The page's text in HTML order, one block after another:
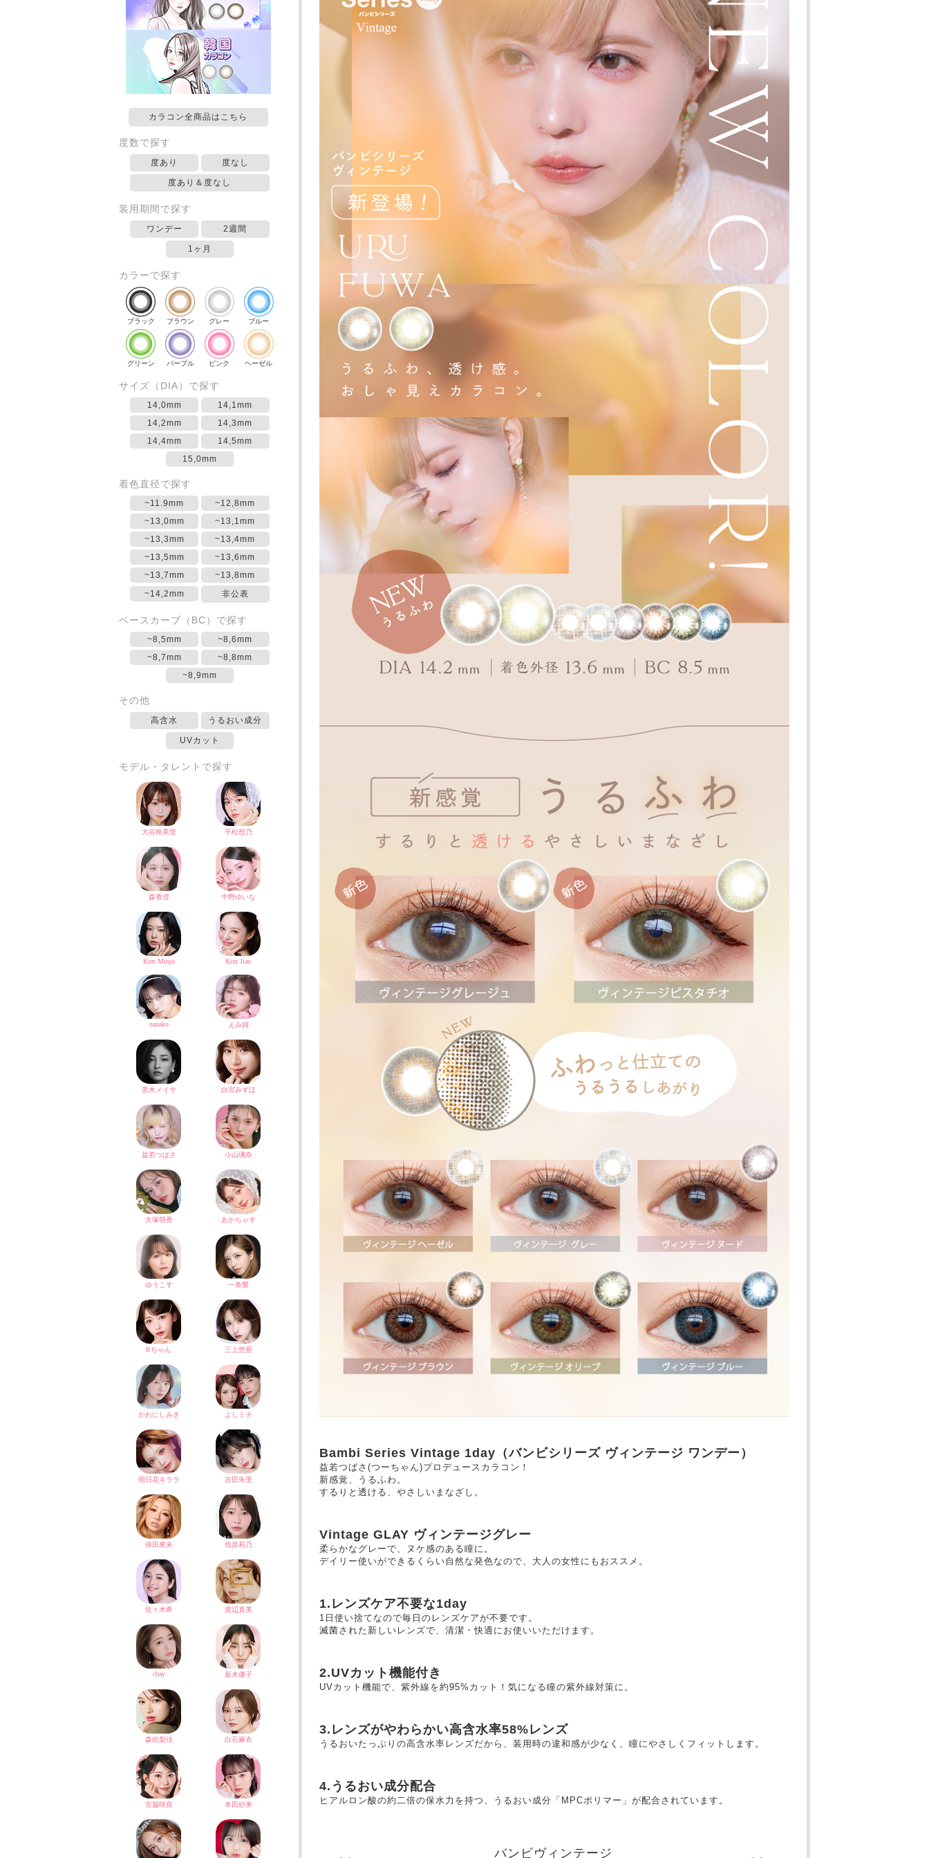
カラコン全商品はこちら
度数で探す
度あり 度なし
度あり＆度なし
装用期間で探す
ワンデー 2週間
1ヶ月
カラーで探す
ブラック ブラウン グレー ブルー
グリーン パープル ピンク ヘーゼル
サイズ（DIA）で探す
14,0mm
14,1mm
14,2mm
14,3mm
14,4mm
14,5mm
15,0mm
着色直径で探す
~11.9mm
~12,8mm
~13,0mm
~13,1mm
~13,3mm
~13,4mm
~13,5mm
~13,6mm
~13,7mm
~13,8mm
~14,2mm
非公表
ベースカーブ（BC）で探す
~8,5mm
~8,6mm
~8,7mm
~8,8mm
~8,9mm
その他
高含水 うるおい成分
UVカット
モデル・タレントで探す
Bambi Series Vintage 1day（バンビシリーズ ヴィンテージ ワンデー）
益若つばさ(つーちゃん)プロデュースカラコン！
新感覚、うるふわ。
するりと透ける、やさしいまなざし。
Vintage GLAY ヴィンテージグレー
柔らかなグレーで、ヌケ感のある瞳に。
デイリー使いができるくらい自然な発色なので、大人の女性にもおススメ。
1.レンズケア不要な1day
1日使い捨てなので毎日のレンズケアが不要です。
滅菌された新しいレンズで、清潔・快適にお使いいただけます。
2.UVカット機能付き
UVカット機能で、紫外線を約95%カット！気になる瞳の紫外線対策に。
3.レンズがやわらかい高含水率58%レンズ
うるおいたっぷりの高含水率レンズだから、装用時の違和感が少なく、瞳にやさしくフィットします。
4.うるおい成分配合
ヒアルロン酸の約二倍の保水力を持つ、うるおい成分「MPCポリマー」が配合されています。
バンビヴィンテージ